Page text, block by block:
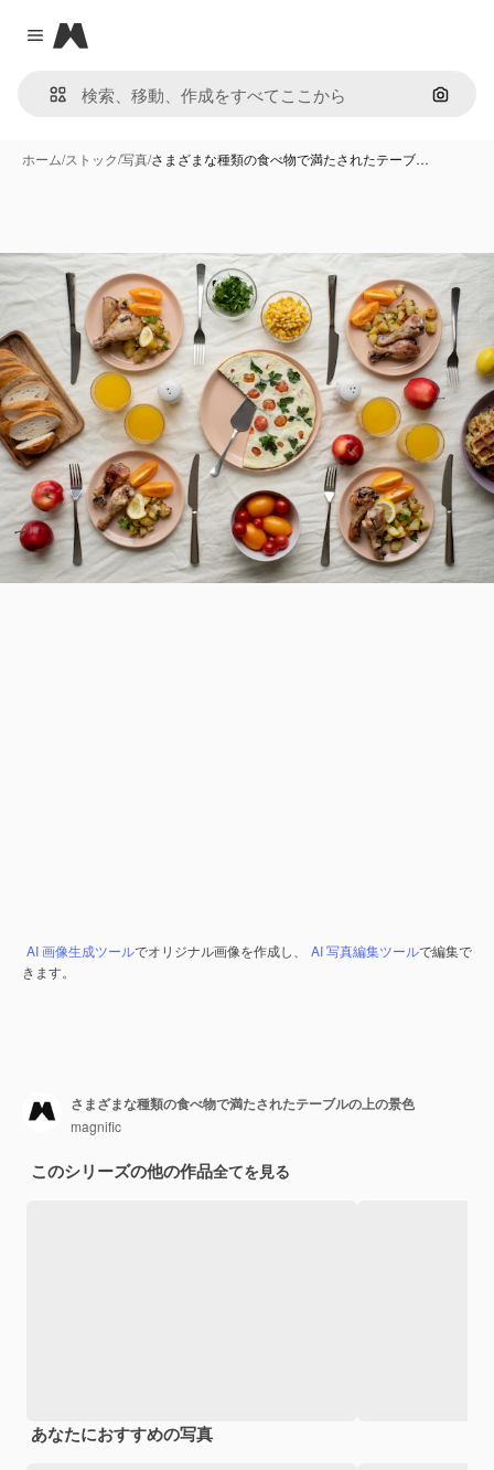
Close menu
Magnific
画像で
ホーム/ストック/写真/さまざまな種類の食べ物で満たされたテーブ…
AI 画像生成ツールでオリジナル画像を作成し、 AI 写真編集ツールで編集で
きます。
さまざまな種類の食べ物で満たされたテーブルの上の景色
magnific
このシリーズの他の作品全てを見る
あなたにおすすめの写真